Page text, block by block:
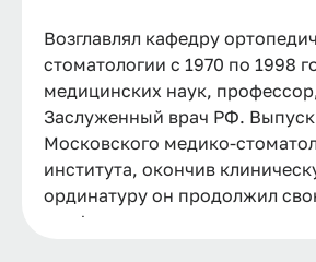
Возглавлял кафедру
стоматологии с 1970 по 1998
медицинских наук,
Заслуженный врач РФ.
Московского медико-
института, окончив
ординатуру он продолжил
профессиональную подготовку